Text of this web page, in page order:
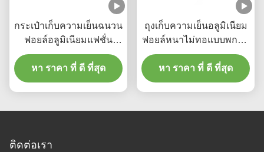
กระเป๋าเก็บความเย็นฉนวน
ฟอยล์อลูมิเนียมแฟชั่น
สำหรับร้านขายของชำ
หา ราคา ที่ ดี ที่สุด
ถุงเก็บความเย็นอลูมิเนียม
ฟอยล์หนาไม่ทอแบบพกพา
เค้ก Takeaway ฉนวน Bag
หา ราคา ที่ ดี ที่สุด
ติดต่อเรา